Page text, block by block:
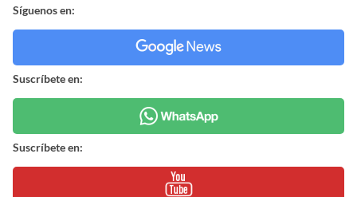
Síguenos en:
Suscríbete en:
Suscríbete en: